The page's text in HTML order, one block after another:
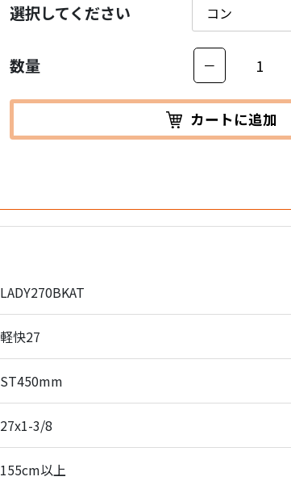
選択してください
数量 －
カートに追加
LADY270BKAT
軽快27
ST450mm
27x1-3/8
155cm以上